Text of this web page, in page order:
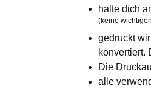
halte dich
(keine
gedruckt
konvertiert.
Die
alle